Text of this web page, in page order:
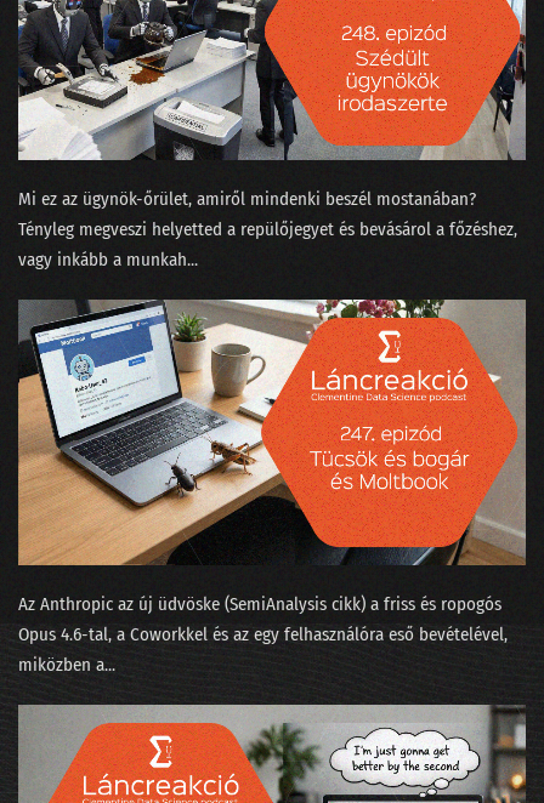
073 - Meddig lesz még a focilabda gömbölyű?
072 - Gloria in Excel
071 - Ada Lovelace, az első programozó nő
069 - Mekkora az adatértés minimuma?
068 - Gépi tanulás a kiállítóteremben
067 - Mókusvakítás-e a hiperperszonalizáció?
066 - A Nagy Gravity-exit
065 - MNB Fintech jelentés
064 - A maciddal beszélgetsz inkább, vagy LaMDÁ-val?
063 - A nagy cicabűnöző, mint általános MI
062 - Halott színészek hamis videókban
061 - Az AI hőse és egy robot fényképezőgép nélkül
060 - Felesleges AI és a hasznos szuperappok
059 - Yang Győző: nyelvi modellek
058 - Élőzés a dataSTREAM 2022 konferencián
Mi ez az ügynök-őrület, amiről mindenki beszél mostanában?
Tényleg megveszi helyetted a repülőjegyet és bevásárol a főzéshez,
vagy inkább a munkah...
Az Anthropic az új üdvöske (SemiAnalysis cikk⁠) a friss és ropogós
Opus 4.6-tal, a Coworkkel és az ⁠egy felhasználóra eső bevételével⁠,
miközben a...